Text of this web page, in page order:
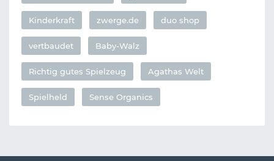
Kinderkraft zwerge.de duo shop
vertbaudet Baby-Walz
Richtig gutes Spielzeug Agathas Welt
Spielheld Sense Organics